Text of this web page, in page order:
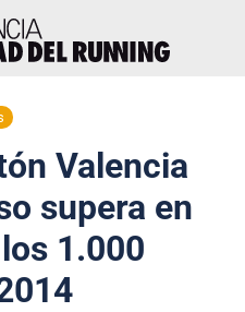
Valencia
supera en
1.000